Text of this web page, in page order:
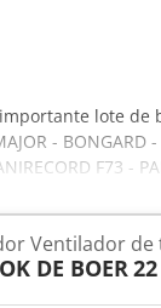
lote de
- BONGARD -
F73 -
venden en kits
inferior de
Ventilador de
DE BOER